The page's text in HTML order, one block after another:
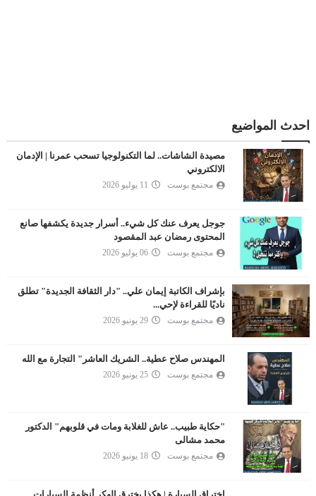
احدث المواضيع
مصيدة الشاشات.. لما التكنولوجيا تسحب عمرنا | الإدمان
الالكتروني
مجتمع بوست 11 يوليو 2026
جوجل يعرف عنك كل شيء.. أسرار جديدة يكشفها صانع
المحتوى رمضان عبد المقصود
مجتمع بوست 06 يوليو 2026
بإشراف الكاتبة إيمان علي.. "دار الثقافة الجديدة" تطلق
ناديًا للقراءة لإحي...
مجتمع بوست 29 يونيو 2026
المهندس صلاح عطية.. الشريك العاشر" التجارة مع الله
مجتمع بوست 25 يونيو 2026
"حكاية طبيب.. عاش للغلابة ومات في قلوبهم" الدكتور
محمد مشالى
مجتمع بوست 18 يونيو 2026